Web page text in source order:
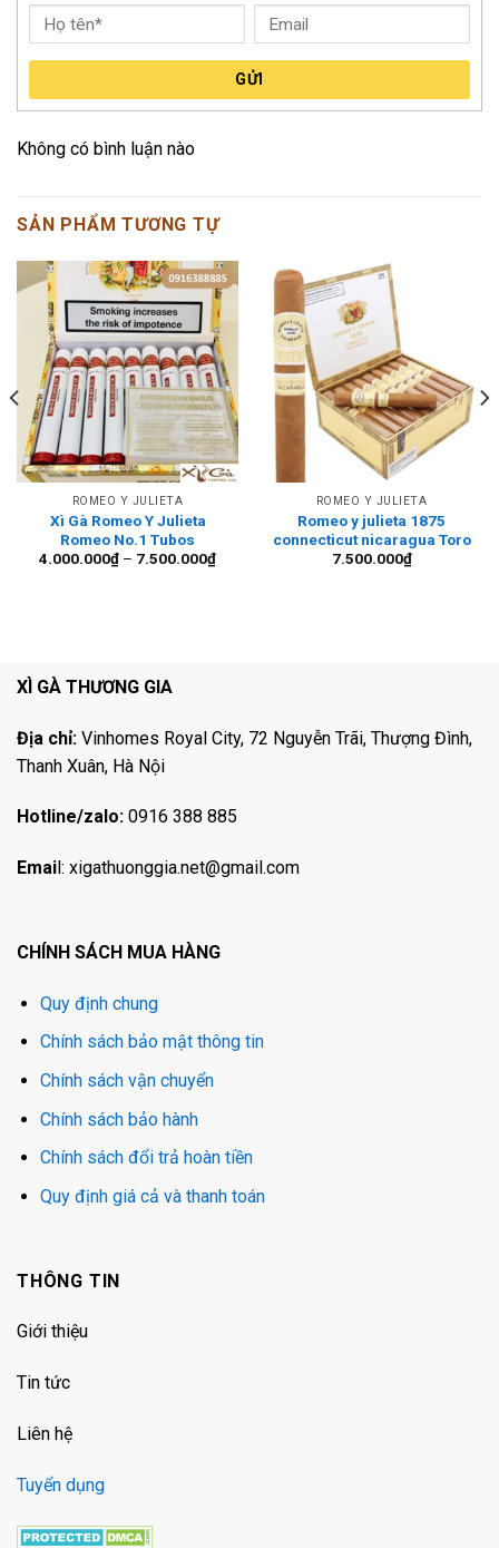
GỬI
Không có bình luận nào
SẢN PHẨM TƯƠNG TỰ
ROMEO Y JULIETA
Xì Gà Romeo Y Julieta
Romeo No.1 Tubos
4.000.000₫ – 7.500.000₫Khoảng
ROMEO Y JULIETA
Romeo y julieta 1875
connecticut nicaragua Toro
7.500.000₫
XÌ GÀ THƯƠNG GIA
Địa chỉ: Vinhomes Royal City, 72 Nguyễn Trãi, Thượng Đình,
Thanh Xuân, Hà Nội
Hotline/zalo: 0916 388 885
Emai l: xigathuonggia.net@gmail.com
CHÍNH SÁCH MUA HÀNG
Quy định chung
Chính sách bảo mật thông tin
Chính sách vận chuyển
Chính sách bảo hành
Chính sách đổi trả hoàn tiền
Quy định giá cả và thanh toán
THÔNG TIN
Giới thiệu
Tin tức
Liên hệ
Tuyển dụng